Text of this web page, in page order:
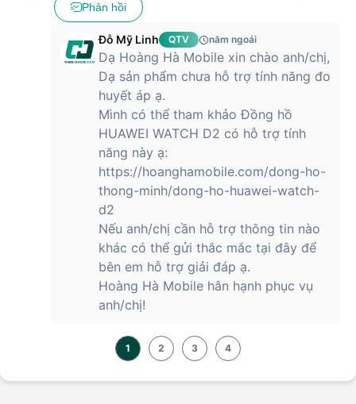
Phản hồi
Đỗ Mỹ Linh QTV năm ngoái
Dạ Hoàng Hà Mobile xin chào anh/chị,
Dạ sản phẩm chưa hỗ trợ tính năng đo
huyết áp ạ.
Mình có thể tham khảo Đồng hồ
HUAWEI WATCH D2 có hỗ trợ tính
năng này ạ:
https://hoanghamobile.com/dong-ho-
thong-minh/dong-ho-huawei-watch-
d2
Nếu anh/chị cần hỗ trợ thông tin nào
khác có thể gửi thắc mắc tại đây để
bên em hỗ trợ giải đáp ạ.
Hoàng Hà Mobile hân hạnh phục vụ
anh/chị!
1 2 3 4